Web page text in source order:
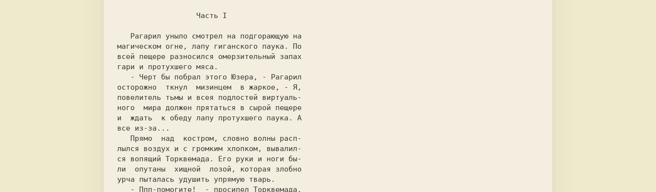
магическом огне, лапу гиганского паука. По
всей пещере разносился омерзительный запах
гари и протухшего мяса.
осторожно  ткнул  мизинцем  в жаркое, - Я,
повелитель тьмы и всея подлостей виртуаль-
ного  мира должен прятаться в сырой пещере
и  ждать  к обеду лапу протухшего паука. А
все из-за...
лылся воздух и с громким хлопком, вывалил-
ся вопящий Торквемада. Его руки и ноги бы-
ли  опутаны  хищной  лозой, которая злобно
урча пыталась удушить упрямую тварь.